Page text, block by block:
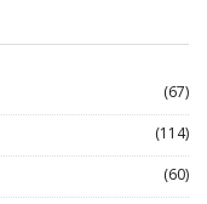
(67)
(114)
(60)